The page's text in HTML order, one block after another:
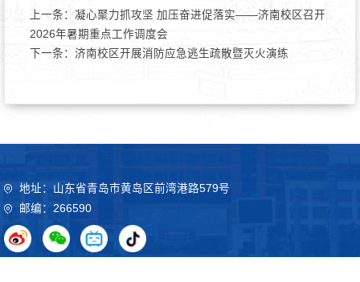
上一条： 凝心聚力抓攻坚 加压奋进促落实——济南校区召开
2026年暑期重点工作调度会
下一条： 济南校区开展消防应急逃生疏散暨灭火演练
地址：山东省青岛市黄岛区前湾港路579号
邮编：266590